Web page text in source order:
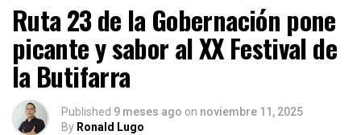
Ruta 23 de la Gobernación pone
picante y sabor al XX Festival de
la Butifarra
Published 9 meses ago on noviembre 11, 2025
By Ronald Lugo